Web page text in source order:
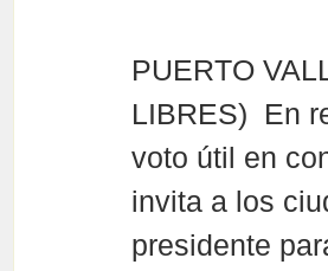
PUERTO
LIBRES)  En
voto útil en
invita a los
presidente